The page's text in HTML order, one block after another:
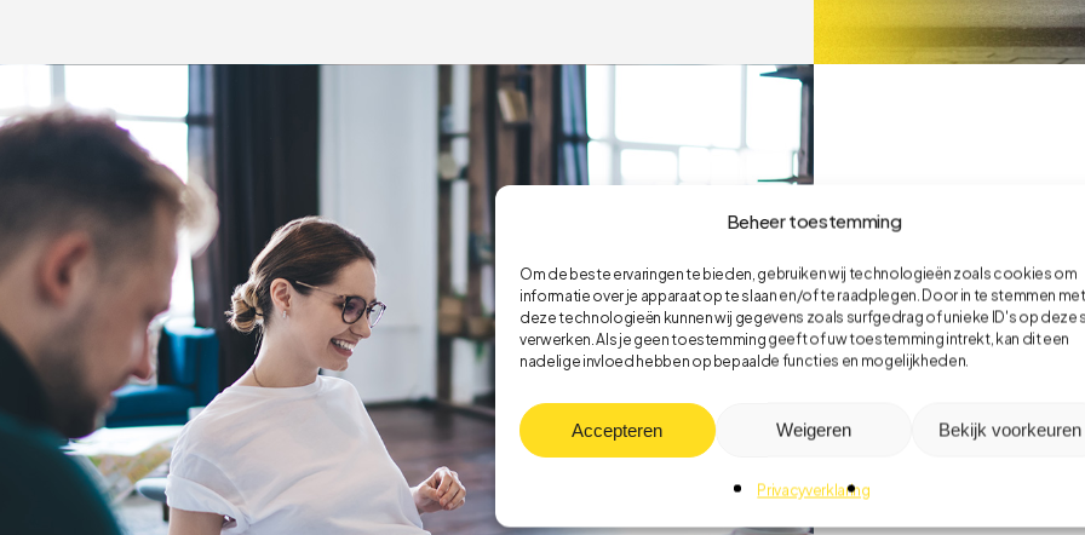
Beheer toestemming
Om de beste ervaringen te bieden, gebruiken wij technologieën zoals cookies om
informatie over je apparaat op te slaan en/of te raadplegen. Door in te stemmen met
deze technologieën kunnen wij gegevens zoals surfgedrag of unieke ID's op deze
verwerken. Als je geen toestemming geeft of uw toestemming intrekt, kan dit een
nadelige invloed hebben op bepaalde functies en mogelijkheden.
Accepteren Weigeren Bekijk voorkeuren
Privacyverklaring